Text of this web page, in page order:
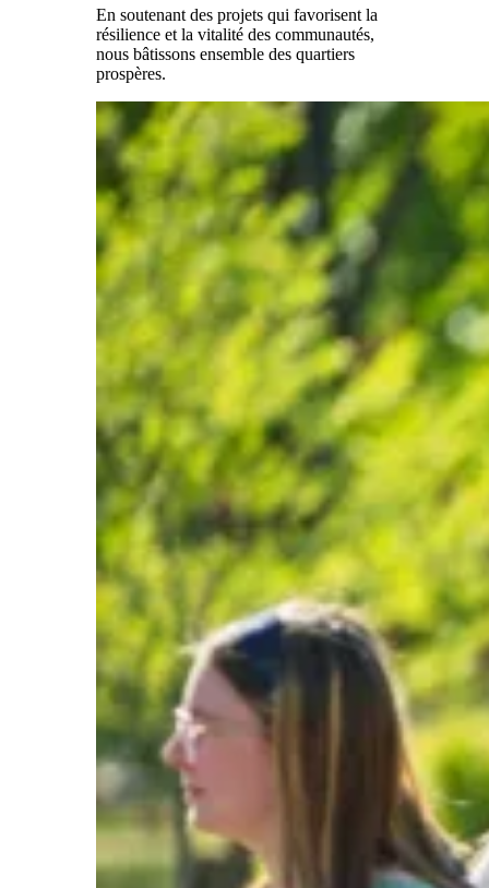
En soutenant des projets qui favorisent la
résilience et la vitalité des communautés,
nous bâtissons ensemble des quartiers
prospères.